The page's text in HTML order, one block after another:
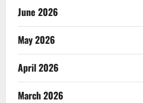
June 2026
May 2026
April 2026
March 2026